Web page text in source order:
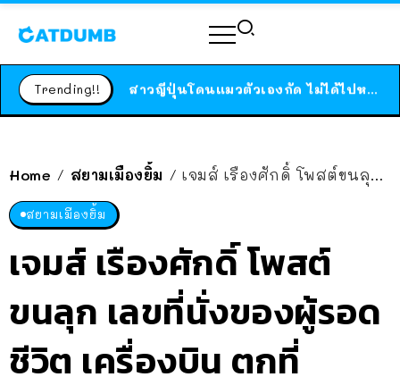
Trending!! ได้เวลาเด็กหนวดรวมตัว RF Online Next เปิดให้เล่นแล้ว เกม Sci-Fi MMORPG ระดับตำนาน เล่นได้ทั้งมือถือและ PC
Home / สยามเมืองยิ้ม / เจมส์ เรืองศักดิ์ โพสต์ขนลุก เลขที่นั่งของผู้รอดชีวิต เครื่องบิน ตกที่อินเดีย ตรงกับของตัวเอง ที่รอดจากเหตุเครื่องบินตก เมื่อ 27 ปีที่แล้ว
สยามเมืองยิ้ม
เจมส์ เรืองศักดิ์ โพสต์
ขนลุก เลขที่นั่งของผู้รอด
ชีวิต เครื่องบิน ตกที่